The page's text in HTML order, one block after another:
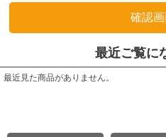
最近ご覧に
最近見た商品がありません。